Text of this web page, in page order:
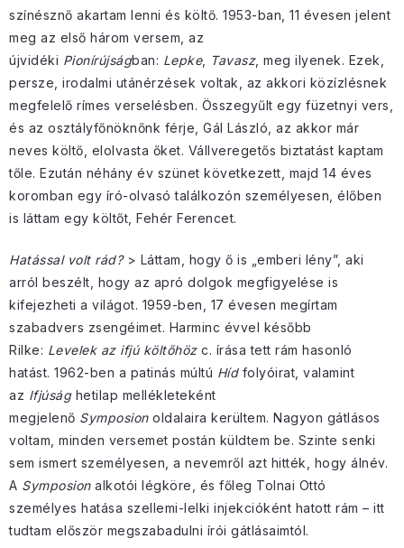
színésznő akartam lenni és költő. 1953-ban, 11 évesen jelent
meg az első három versem, az
újvidéki Pionírújságban: Lepke, Tavasz, meg ilyenek. Ezek,
persze, irodalmi utánérzések voltak, az akkori közízlésnek
megfelelő rímes verselésben. Összegyűlt egy füzetnyi vers,
és az osztályfőnöknőnk férje, Gál László, az akkor már
neves költő, elolvasta őket. Vállveregetős biztatást kaptam
tőle. Ezután néhány év szünet következett, majd 14 éves
koromban egy író-olvasó találkozón személyesen, élőben
is láttam egy költőt, Fehér Ferencet.
Hatással volt rád?> Láttam, hogy ő is „emberi lény”, aki
arról beszélt, hogy az apró dolgok megfigyelése is
kifejezheti a világot. 1959-ben, 17 évesen megírtam
szabadvers zsengéimet. Harminc évvel később
Rilke: Levelek az ifjú költőhözc. írása tett rám hasonló
hatást. 1962-ben a patinás múltú Hídfolyóirat, valamint
az Ifjúsághetilap mellékleteként
megjelenő Symposionoldalaira kerültem. Nagyon gátlásos
voltam, minden versemet postán küldtem be. Szinte senki
sem ismert személyesen, a nevemről azt hitték, hogy álnév.
A Symposionalkotói légköre, és főleg Tolnai Ottó
személyes hatása szellemi-lelki injekcióként hatott rám – itt
tudtam először megszabadulni írói gátlásaimtól.